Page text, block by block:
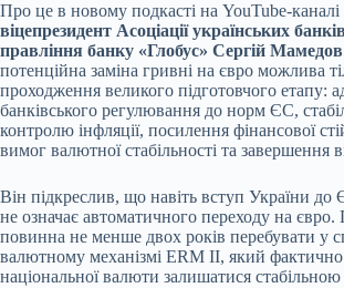
Про це в новому подкасті на YouTube-каналі
віцепрезидент Асоціації українських
правління банку «Глобус» Сергій Мамедов
потенційна заміна гривні на євро можлива
проходження великого підготовчого етапу:
банківського регулювання до норм ЄС,
контролю інфляції, посилення фінансової
вимог валютної стабільності та завершення
Він підкреслив, що навіть вступ України до
не означає автоматичного переходу на
повинна не менше двох років перебувати у
валютному механізмі ERM II, який фактично
національної валюти залишатися